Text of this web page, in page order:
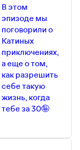
В этом
эпизоде мы
поговорили о
Катиных
приключениях,
а еще о том,
как разрешить
себе такую
жизнь, когда
тебе за 30🤪